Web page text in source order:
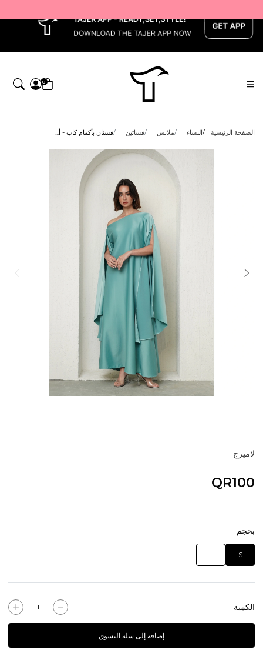
0
الصفحة الرئيسية النساء ملابس فساتين فستان بأكمام كاب - أ...
لاميرج
QR100
بحجم
S
L
الكمية
إضافة إلى سلة التسوق